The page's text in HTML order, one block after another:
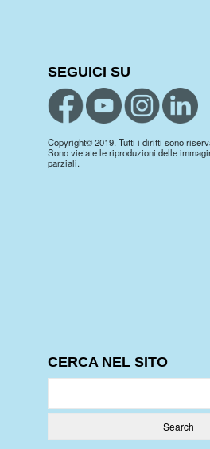
SEGUICI SU
Copyright© 2019. Tutti i diritti sono
Sono vietate le riproduzioni delle
parziali.
CERCA NEL SITO